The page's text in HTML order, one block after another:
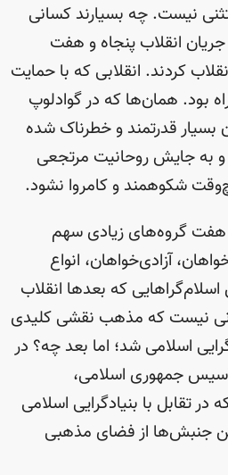
نیست. چه بسیارند کسانی
انقلاب پنجاه و هفت
کردند. انقلابی که با حمایت
بود. همان‌ها که در گوادلوپ
بسیار قدرتمند و خطرناک شده
و به جایش روحانیت مرتجعی
شکوهمند و کامروا نشود.
هفت گروه‌های زیادی سهم
آزادی‌خواهان، انواع
که بعدها انقلاب
نیست که مذهب نقشی کلیدی
اسلامی شد؛ اما بعد چه؟ در
جمهوری اسلامی،
تقابل با بنیادگرایی اسلامی
جنبش‌ها از فضای مذهبی